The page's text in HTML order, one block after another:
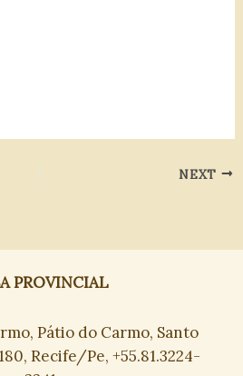
NEXT
PROVINCIAL
Pátio do Carmo, Santo
Recife/Pe, +55.81.3224-